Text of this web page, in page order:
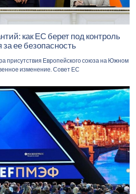
как ЕС берет под контроль
ее безопасность
присутствия Европейского союза на Южном
изменение. Совет ЕС